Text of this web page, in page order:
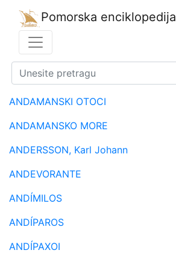
Pomorska enciklopedija
ANDAMANSKI OTOCI
ANDAMANSKO MORE
ANDERSSON, Karl Johann
ANDEVORANTE
ANDÍMILOS
ANDÍPAROS
ANDÍPAXOI